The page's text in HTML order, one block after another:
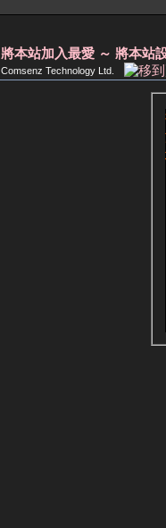
將本站加入最愛 ～ 將本站
Comsenz Technology Ltd.